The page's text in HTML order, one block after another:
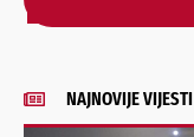
NAJNOVIJE VIJESTI